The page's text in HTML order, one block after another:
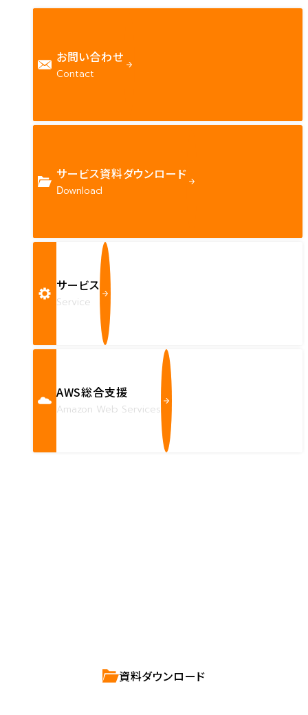
お問い合わせ
Contact
サービス資料ダウンロード
Download
サービス
Service
AWS総合支援
Amazon Web Services
資料ダウンロード